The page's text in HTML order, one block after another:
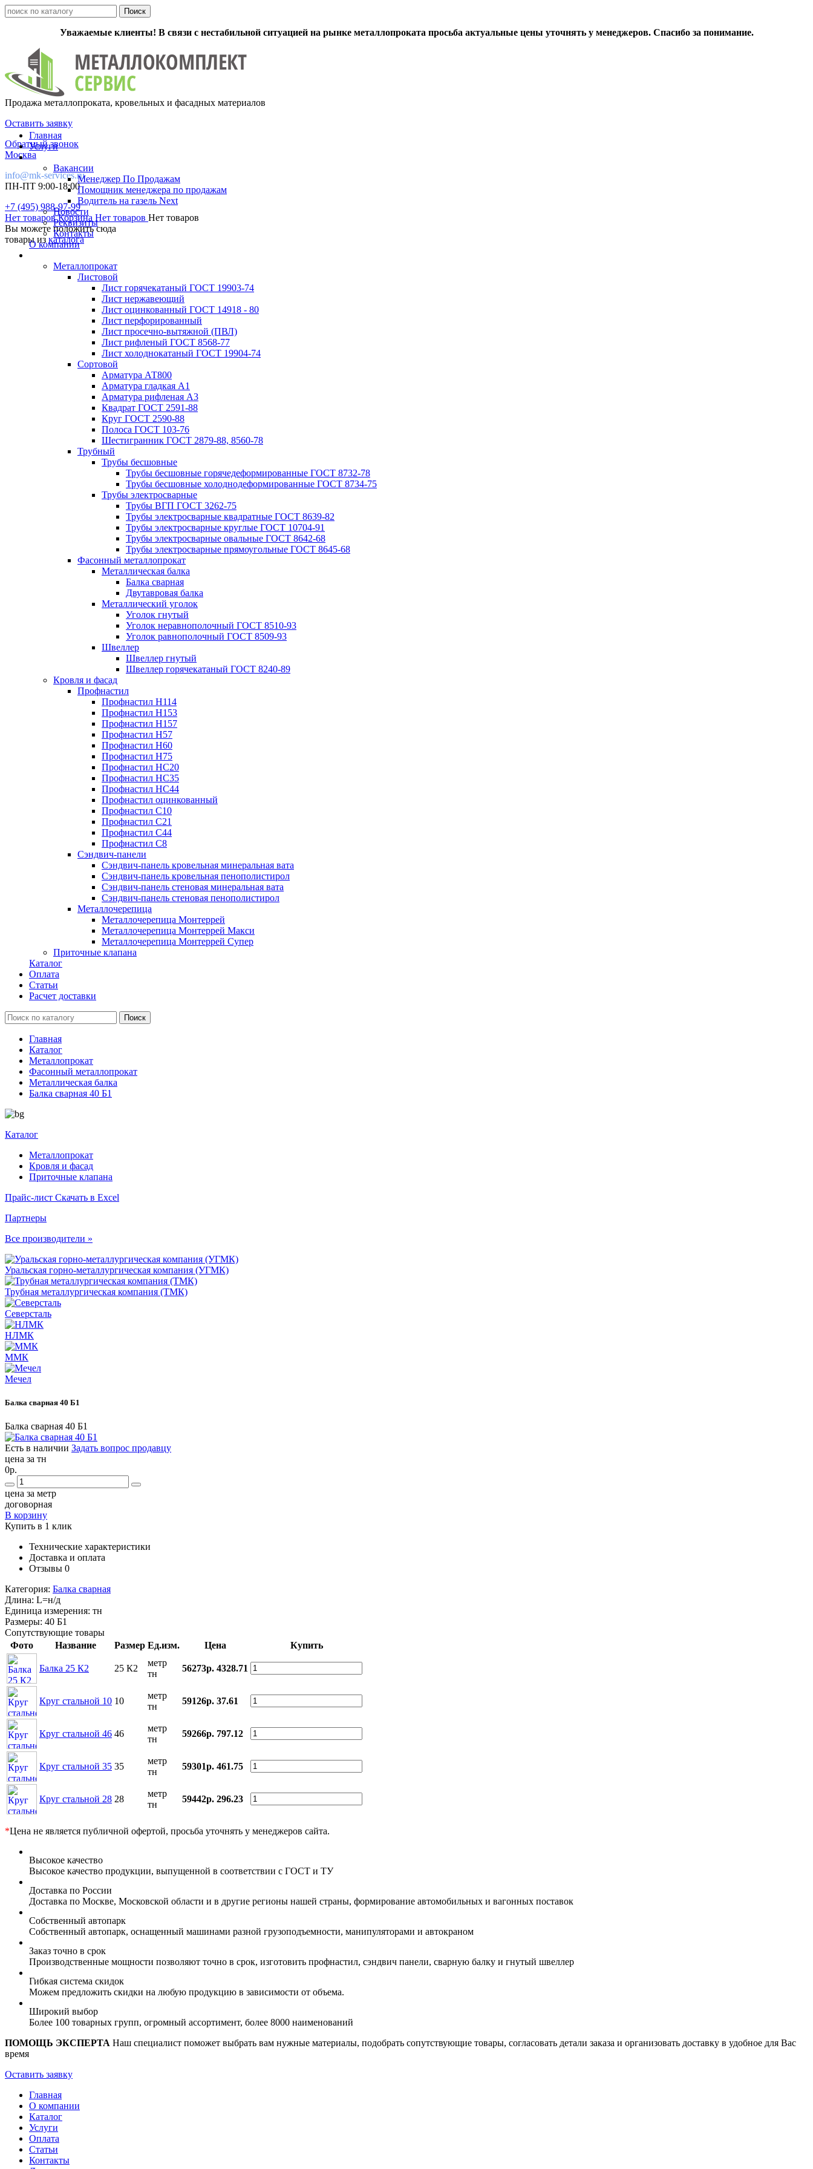
Уважаемые клиенты! В связи с нестабильной ситуацией на рынке металлопроката просьба актуальные цены уточнять у менеджеров. Спасибо за понимание.
Продажа металлопроката, кровельных и фасадных материалов
Оставить заявку
Обратный звонок
Москва
info@mk-services.ru
ПН-ПТ 9:00-18:00
+7 (495) 988-97-99
Нет товаровКорзина Нет товаров Нет товаров
Вы можете положить сюда
товары из каталога
Главная
Услуги
Вакансии
Менеджер По Продажам
Помощник менеджера по продажам
Водитель на газель Next
Новости
Реквизиты
Контакты
О компании
Металлопрокат
Листовой
Лист горячекатаный ГОСТ 19903-74
Лист нержавеющий
Лист оцинкованный ГОСТ 14918 - 80
Лист перфорированный
Лист просечно-вытяжной (ПВЛ)
Лист рифленый ГОСТ 8568-77
Лист холоднокатаный ГОСТ 19904-74
Сортовой
Арматура АТ800
Арматура гладкая А1
Арматура рифленая А3
Квадрат ГОСТ 2591-88
Круг ГОСТ 2590-88
Полоса ГОСТ 103-76
Шестигранник ГОСТ 2879-88, 8560-78
Трубный
Трубы бесшовные
Трубы бесшовные горячедеформированные ГОСТ 8732-78
Трубы бесшовные холоднодеформированные ГОСТ 8734-75
Трубы электросварные
Трубы ВГП ГОСТ 3262-75
Трубы электросварные квадратные ГОСТ 8639-82
Трубы электросварные круглые ГОСТ 10704-91
Трубы электросварные овальные ГОСТ 8642-68
Трубы электросварные прямоугольные ГОСТ 8645-68
Фасонный металлопрокат
Металлическая балка
Балка сварная
Двутавровая балка
Металлический уголок
Уголок гнутый
Уголок неравнополочный ГОСТ 8510-93
Уголок равнополочный ГОСТ 8509-93
Швеллер
Швеллер гнутый
Швеллер горячекатаный ГОСТ 8240-89
Кровля и фасад
Профнастил
Профнастил Н114
Профнастил Н153
Профнастил Н157
Профнастил Н57
Профнастил Н60
Профнастил Н75
Профнастил НС20
Профнастил НС35
Профнастил НС44
Профнастил оцинкованный
Профнастил С10
Профнастил С21
Профнастил С44
Профнастил С8
Сэндвич-панели
Сэндвич-панель кровельная минеральная вата
Сэндвич-панель кровельная пенополистирол
Сэндвич-панель стеновая минеральная вата
Сэндвич-панель стеновая пенополистирол
Металлочерепица
Металлочерепица Монтеррей
Металлочерепица Монтеррей Макси
Металлочерепица Монтеррей Супер
Приточные клапана
Каталог
Оплата
Статьи
Расчет доставки
Главная
Каталог
Металлопрокат
Фасонный металлопрокат
Металлическая балка
Балка сварная 40 Б1
Каталог
Металлопрокат
Кровля и фасад
Приточные клапана
Прайс-лист Скачать в Excel
Партнеры
Все производители »
Уральская горно-металлургическая компания (УГМК)
Трубная металлургическая компания (ТМК)
Северсталь
НЛМК
ММК
Мечел
Балка сварная 40 Б1
Балка сварная 40 Б1
Есть в наличии Задать вопрос продавцу
цена за тн
0р.
цена за метр
договорная
В корзину
Купить в 1 клик
Технические характеристики
Доставка и оплата
Отзывы 0
Категория: Балка сварная
Длина: L=н/д
Единица измерения: тн
Размеры: 40 Б1
Сопутствующие товары
Фото
Название Размер Ед.изм. Цена Купить
Балка 25 К2 25 К2
метр
тн
56273р. 4328.71
Круг стальной 10 10
метр
тн
59126р. 37.61
Круг стальной 46 46
метр
тн
59266р. 797.12
Круг стальной 35 35
метр
тн
59301р. 461.75
Круг стальной 28 28
метр
тн
59442р. 296.23
*Цена не является публичной офертой, просьба уточнять у менеджеров сайта.
Высокое качество
Высокое качество продукции, выпущенной в соответствии с ГОСТ и ТУ
Доставка по России
Доставка по Москве, Московской области и в другие регионы нашей страны, формирование автомобильных и вагонных поставок
Собственный автопарк
Собственный автопарк, оснащенный машинами разной грузоподъемности, манипуляторами и автокраном
Заказ точно в срок
Производственные мощности позволяют точно в срок, изготовить профнастил, сэндвич панели, сварную балку и гнутый швеллер
Гибкая система скидок
Можем предложить скидки на любую продукцию в зависимости от объема.
Широкий выбор
Более 100 товарных групп, огромный ассортимент, более 8000 наименований
ПОМОЩЬ ЭКСПЕРТА Наш специалист поможет выбрать вам нужные материалы, подобрать сопутствующие товары, согласовать детали заказа и организовать доставку в удобное для Вас
время
Оставить заявку
Главная
О компании
Каталог
Услуги
Оплата
Статьи
Контакты